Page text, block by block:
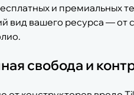
и премиальных
вид вашего ресурса — от
свобода и